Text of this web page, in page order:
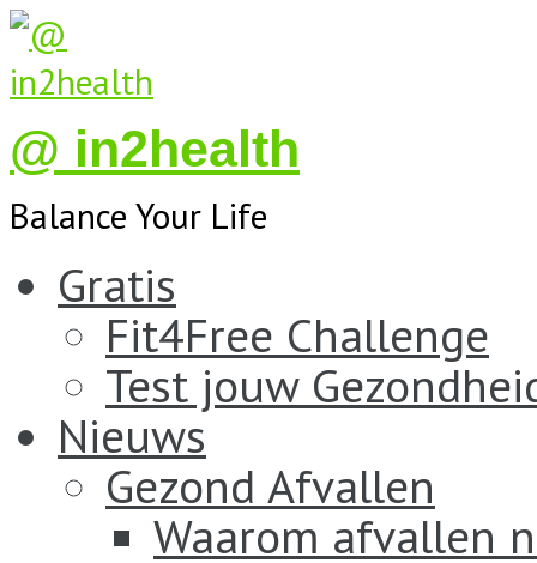
@ in2health
Balance Your Life
Gratis
Fit4Free Challenge
Test jouw
Nieuws
Gezond Afvallen
Waarom afvallen